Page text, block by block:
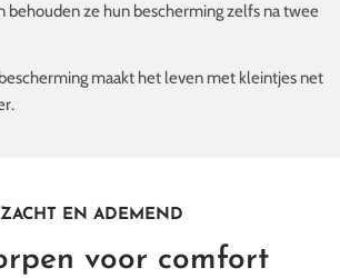
behouden ze hun bescherming zelfs na twee
maakt het leven met kleintjes net
ZACHT EN ADEMEND
voor comfort